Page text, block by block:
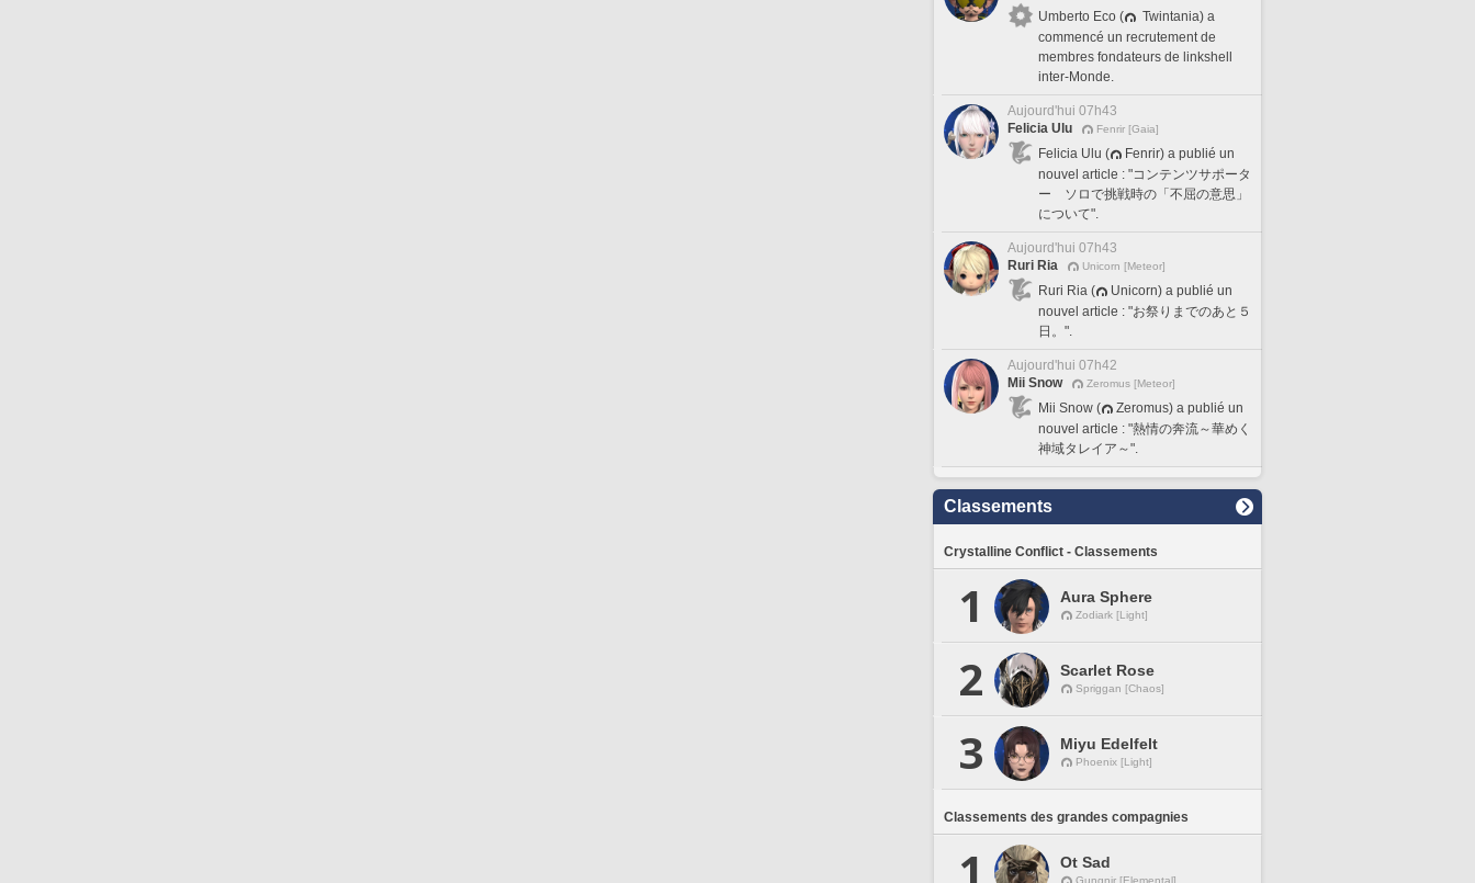
Umberto Eco (
Twintania) a
commencé un recrutement de
membres fondateurs de linkshell
inter-Monde.
Aujourd'hui 07h43
Felicia Ulu
Fenrir [Gaia]
Felicia Ulu (
Fenrir) a publié un
nouvel article : "コンテンツサポータ
ー ソロで挑戦時の「不屈の意思」
について".
Aujourd'hui 07h43
Ruri Ria
Unicorn [Meteor]
Ruri Ria (
Unicorn) a publié un
nouvel article : "お祭りまでのあと５
日。".
Aujourd'hui 07h42
Mii Snow
Zeromus [Meteor]
Mii Snow (
Zeromus) a publié un
nouvel article : "熱情の奔流～華めく
神域タレイア～".
Classements
Crystalline Conflict - Classements
1 Aura Sphere
Zodiark [Light]
2 Scarlet Rose
Spriggan [Chaos]
3 Miyu Edelfelt
Phoenix [Light]
Classements des grandes compagnies
1 Ot Sad
Gungnir [Elemental]